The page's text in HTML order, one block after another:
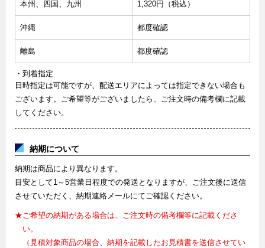
本州、四国、九州 1,320円（税込）
沖縄 都度確認
離島 都度確認
・到着指定
日時指定は可能ですが、配送エリアによっては指定できない場合も
ございます。ご希望等がございましたら、ご注文時の備考欄に記載
してください。
納期について
納期は商品により異なります。
目安として1～5営業日程度での発送となりますが、ご注文後に送信
させていただく、納期連絡メールにてご確認ください。
★ご希望の納期がある場合は、ご注文時の備考欄等に記載くださ
い。
（見積対象商品の場合、納期を記載したお見積書を送信させてい